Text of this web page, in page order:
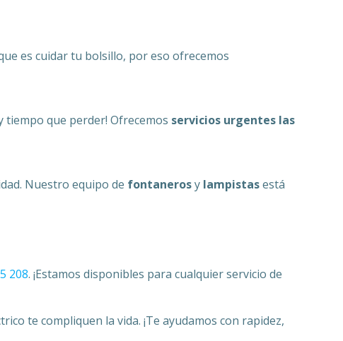
es cuidar tu bolsillo, por eso ofrecemos
tiempo que perder! Ofrecemos servicios urgentes las
Nuestro equipo de fontanerosy lampistasestá
208. ¡Estamos disponibles para cualquier servicio de
te compliquen la vida. ¡Te ayudamos con rapidez,